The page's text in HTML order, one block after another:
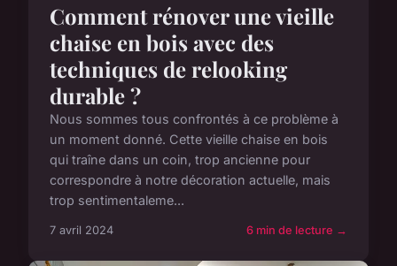
Comment rénover une vieille
chaise en bois avec des
techniques de relooking
durable ?
Nous sommes tous confrontés à ce problème à
un moment donné. Cette vieille chaise en bois
qui traîne dans un coin, trop ancienne pour
correspondre à notre décoration actuelle, mais
trop sentimentaleme...
7 avril 2024 6 min de lecture →